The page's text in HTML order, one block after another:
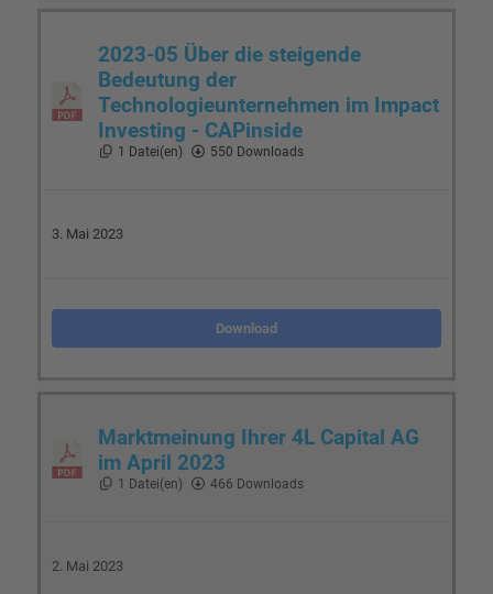
2023-05 Über die steigende
Bedeutung der
Technologieunternehmen im Impact
Investing - CAPinside
1 Datei(en) 550 Downloads
3. Mai 2023
Download
Marktmeinung Ihrer 4L Capital AG
im April 2023
1 Datei(en) 466 Downloads
2. Mai 2023